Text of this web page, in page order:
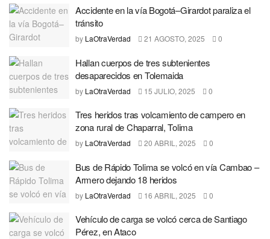
Accidente en la vía Bogotá–Girardot paraliza el
tránsito
by LaOtraVerdad 21 AGOSTO, 2025 0
Hallan cuerpos de tres subtenientes
desaparecidos en Tolemaida
by LaOtraVerdad 15 JULIO, 2025 0
Tres heridos tras volcamiento de campero en
zona rural de Chaparral, Tolima
by LaOtraVerdad 20 ABRIL, 2025 0
Bus de Rápido Tolima se volcó en vía Cambao –
Armero dejando 18 heridos
by LaOtraVerdad 16 ABRIL, 2025 0
Vehículo de carga se volcó cerca de Santiago
Pérez, en Ataco